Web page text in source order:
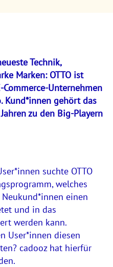
Technik,
Marken: OTTO ist
Unternehmen
Kund*innen gehört das
zu den Big-Playern
suchte OTTO
welches
einen
und in das
werden kann.
User*innen diesen
cadooz hat hierfür